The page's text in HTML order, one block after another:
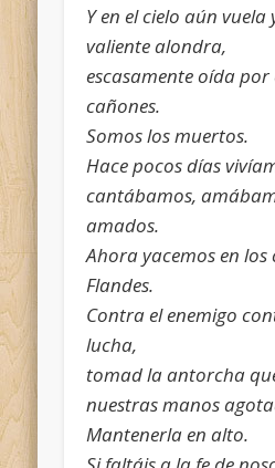
Y en el cielo aún
valiente alondra,
escasamente oída
cañones.
Somos los muertos.
Hace pocos días
cantábamos,
amados.
Ahora yacemos en los
Flandes.
Contra el enemigo
lucha,
tomad la antorcha
nuestras manos
Mantenerla en alto.